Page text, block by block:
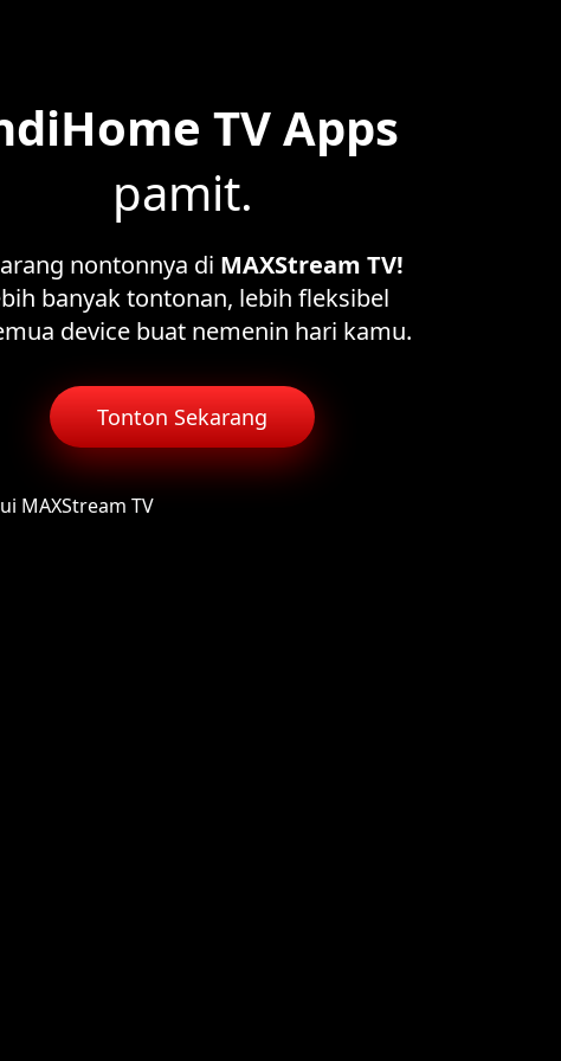
TV Apps
pamit.
nontonnya di MAXStream TV!
banyak tontonan, lebih fleksibel
device buat nemenin hari kamu.
Tonton Sekarang
MAXStream TV